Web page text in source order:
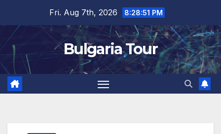
content
Fri. Aug 7th, 2026 8:28:51 PM
Bulgaria Tour